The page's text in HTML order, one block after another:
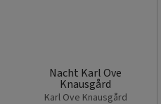
Nacht Karl Ove
Knausgård
Karl Ove Knausgård